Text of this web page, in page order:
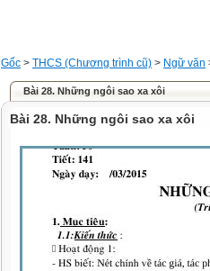
Gốc > THCS (Chương trình cũ) > Ngữ văn
Bài 28. Những ngôi sao xa xôi
Bài 28. Những ngôi sao xa xôi